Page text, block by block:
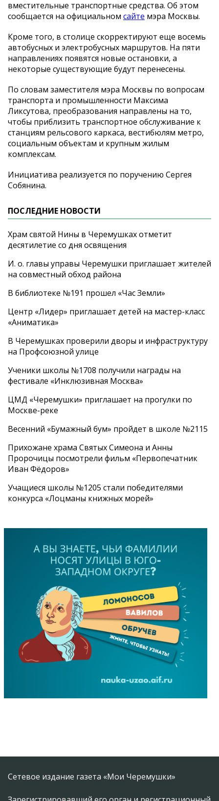
вместительные транспортные средства. Об этом
сообщается на официальном сайте мэра Москвы.
Кроме того, в столице скорректируют еще восемь
автобусных и электробусных маршрутов. На пяти
направлениях появятся новые остановки, а
некоторые существующие будут перенесены.
По словам заместителя мэра Москвы по вопросам
транспорта и промышленности Максима
Ликсутова, преобразования направлены на то,
чтобы приблизить транспортное обслуживание к
станциям рельсового каркаса, вестибюлям метро,
социальным объектам и крупным жилым
комплексам.
Инициатива реализуется по поручению Сергея
Собянина.
ПОСЛЕДНИЕ НОВОСТИ
Храм святой Нины в Черемушках отметит
десятилетие со дня освящения
И. о. главы управы Черемушки приглашает жителей
на совместный обход района
В библиотеке №191 прошел «Час Земли»
Центр «Лидер» приглашает детей на мастер-класс
«Аниматика»
В Черемушках проверили дворы и инфраструктуру
на Профсоюзной улице
Ученики школы №1708 получили награды на
фестивале «Инклюзивная Москва»
ЦМД «Черемушки» приглашает на прогулки по
Москве-реке
Весенний «Бумажный бум» пройдет в школе №2115
Прихожане храма Святых Симеона и Анны
Пророчицы посмотрели фильм «Первопечатник
Иван Фёдоров»
Учащиеся школы №1205 стали победителями
конкурса «Лоцманы книжных морей»
Сетевое издание газета «Мои Черемушки»